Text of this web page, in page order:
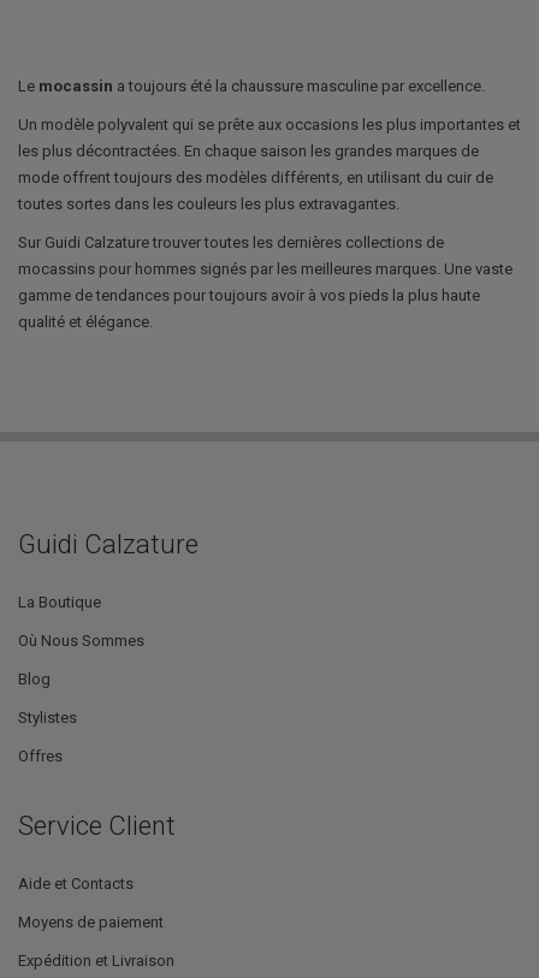
Le mocassin a toujours été la chaussure masculine par excellence.
Un modèle polyvalent qui se prête aux occasions les plus importantes et
les plus décontractées. En chaque saison les grandes marques de
mode offrent toujours des modèles différents, en utilisant du cuir de
toutes sortes dans les couleurs les plus extravagantes.
Sur Guidi Calzature trouver toutes les dernières collections de
mocassins pour hommes signés par les meilleures marques. Une vaste
gamme de tendances pour toujours avoir à vos pieds la plus haute
qualité et élégance.
Guidi Calzature
La Boutique
Où Nous Sommes
Blog
Stylistes
Offres
Service Client
Aide et Contacts
Moyens de paiement
Expédition et Livraison